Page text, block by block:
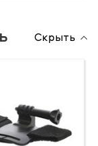
Скрыть